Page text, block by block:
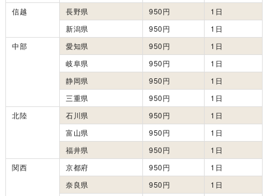
信越
長野県 950円
1日
新潟県
950円
1日
中部
愛知県 950円
1日
岐阜県
950円
1日
静岡県
950円
1日
三重県
950円
1日
北陸
石川県 950円
1日
富山県
950円
1日
福井県
950円
1日
関西
京都府 950円
1日
奈良県
950円
1日